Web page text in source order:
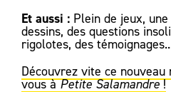
Et aussi : Plein de jeux,
dessins, des questions
rigolotes, des
Découvrez vite ce nouveau
vous àPetite Salamandre!